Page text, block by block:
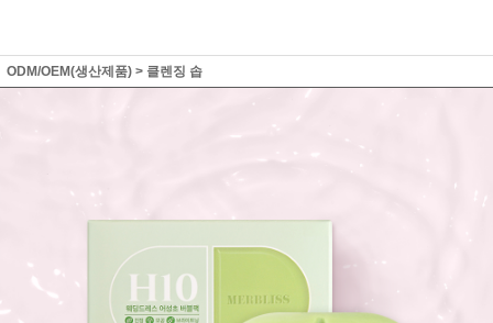
ODM/OEM(생산제품) > 클렌징 솝